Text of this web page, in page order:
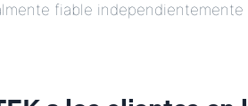
fiable